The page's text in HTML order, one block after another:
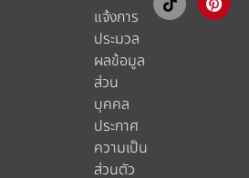
แจ้งการ
ประมวล
ผลข้อมูล
ส่วน
บุคคล
ประกาศ
ความเป็น
ส่วนตัว